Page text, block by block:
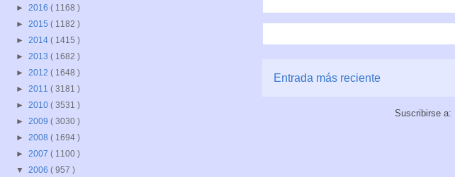
Entrada más reciente
Suscribirse a:
► 2016 ( 1168 )
► 2015 ( 1182 )
► 2014 ( 1415 )
► 2013 ( 1682 )
► 2012 ( 1648 )
► 2011 ( 3181 )
► 2010 ( 3531 )
► 2009 ( 3030 )
► 2008 ( 1694 )
► 2007 ( 1100 )
▼ 2006 ( 957 )